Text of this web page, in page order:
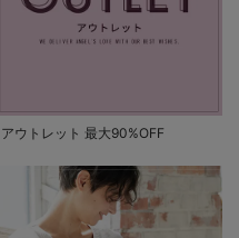
アウトレット 最大90%OFF